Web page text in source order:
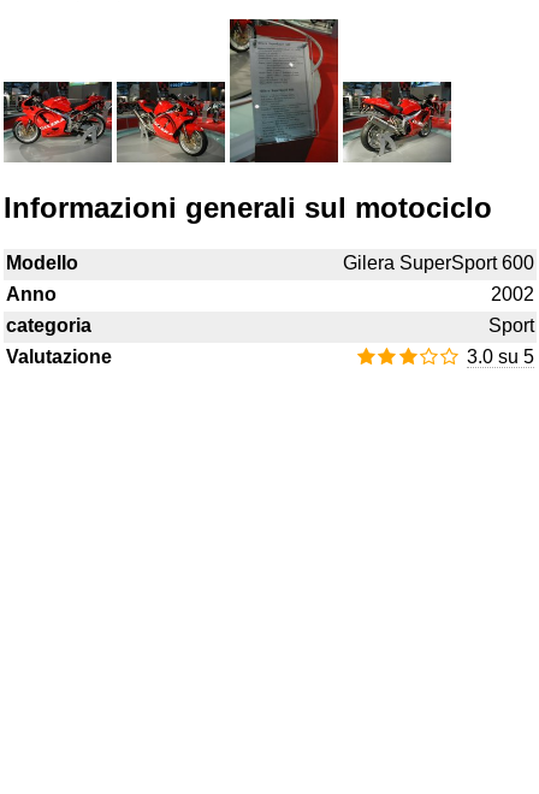
Informazioni generali sul motociclo
Modello
Gilera SuperSport 600
Anno
2002
categoria
Sport
Valutazione
3.0 su 5